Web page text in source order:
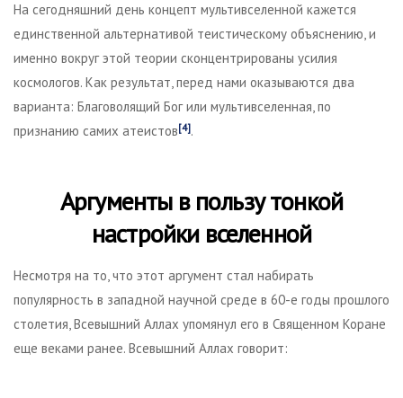
На сегодняшний день концепт мультивселенной кажется
единственной альтернативой теистическому объяснению, и
именно вокруг этой теории сконцентрированы усилия
космологов. Как результат, перед нами оказываются два
варианта: Благоволящий Бог или мультивселенная, по
признанию самих атеистов[4].
Аргументы в пользу тонкой
настройки вселенной
Несмотря на то, что этот аргумент стал набирать
популярность в западной научной среде в 60-е годы прошлого
столетия, Всевышний Аллах упомянул его в Священном Коране
еще веками ранее. Всевышний Аллах говорит: